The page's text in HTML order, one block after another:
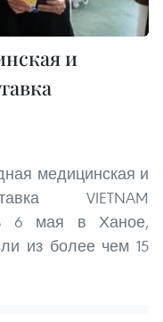
и
медицинская и
VIETNAM
6 мая в Ханое,
из более чем 15